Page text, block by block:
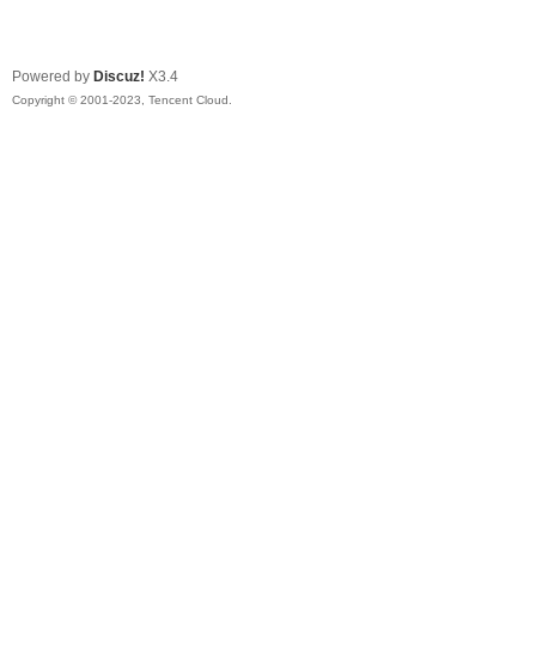
Powered by Discuz! X3.4
Copyright © 2001-2023, Tencent Cloud.